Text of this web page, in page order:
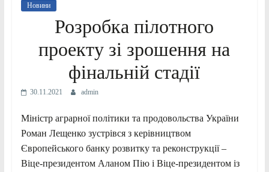
Новини
Розробка пілотного
проекту зі зрошення на
фінальній стадії
30.11.2021 admin
Міністр аграрної політики та продовольства України
Роман Лещенко зустрівся з керівництвом
Європейського банку розвитку та реконструкції –
Віце-президентом Аланом Пію і Віце-президентом із